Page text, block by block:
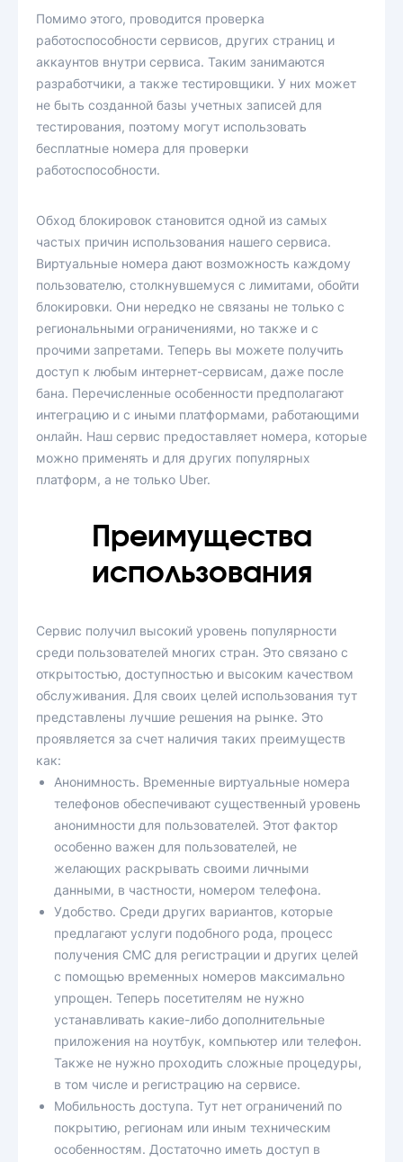
Помимо этого, проводится проверка
работоспособности сервисов, других страниц и
аккаунтов внутри сервиса. Таким занимаются
разработчики, а также тестировщики. У них может
не быть созданной базы учетных записей для
тестирования, поэтому могут использовать
бесплатные номера для проверки
работоспособности.
Обход блокировок становится одной из самых
частых причин использования нашего сервиса.
Виртуальные номера дают возможность каждому
пользователю, столкнувшемуся с лимитами, обойти
блокировки. Они нередко не связаны не только с
региональными ограничениями, но также и с
прочими запретами. Теперь вы можете получить
доступ к любым интернет-сервисам, даже после
бана. Перечисленные особенности предполагают
интеграцию и с иными платформами, работающими
онлайн. Наш сервис предоставляет номера, которые
можно применять и для других популярных
платформ, а не только Uber.
Преимущества
использования
Сервис получил высокий уровень популярности
среди пользователей многих стран. Это связано с
открытостью, доступностью и высоким качеством
обслуживания. Для своих целей использования тут
представлены лучшие решения на рынке. Это
проявляется за счет наличия таких преимуществ
как:
Анонимность. Временные виртуальные номера
телефонов обеспечивают существенный уровень
анонимности для пользователей. Этот фактор
особенно важен для пользователей, не
желающих раскрывать своими личными
данными, в частности, номером телефона.
Удобство. Среди других вариантов, которые
предлагают услуги подобного рода, процесс
получения СМС для регистрации и других целей
с помощью временных номеров максимально
упрощен. Теперь посетителям не нужно
устанавливать какие-либо дополнительные
приложения на ноутбук, компьютер или телефон.
Также не нужно проходить сложные процедуры,
в том числе и регистрацию на сервисе.
Мобильность доступа. Тут нет ограничений по
покрытию, регионам или иным техническим
особенностям. Достаточно иметь доступ в